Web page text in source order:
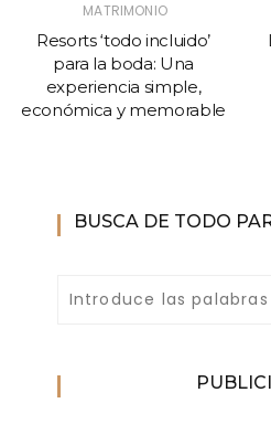
MATRIMONIO
Resorts ‘todo incluido’
para la boda: Una
experiencia simple,
económica y memorable
BUSCA DE TODO